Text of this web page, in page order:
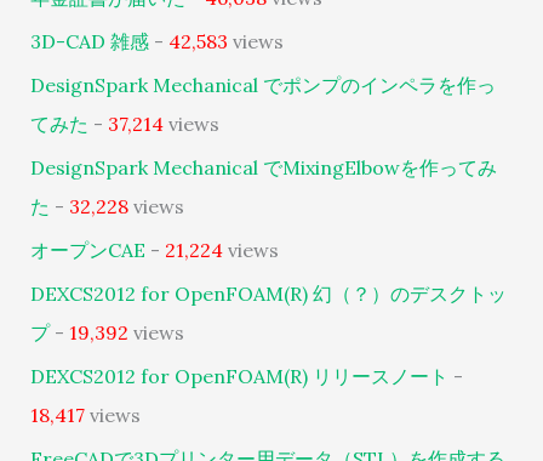
3D-CAD 雑感- 42,583 views
DesignSpark Mechanical でポンプのインペラを作っ
てみた - 37,214views
DesignSpark Mechanical でMixingElbowを作ってみ
た - 32,228views
オープンCAE - 21,224views
DEXCS2012 for OpenFOAM(R) 幻（？）のデスクトッ
プ- 19,392 views
DEXCS2012 for OpenFOAM(R) リリースノート -
18,417views